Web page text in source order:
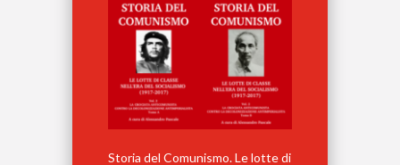
Storia del Comunismo. Le lotte di